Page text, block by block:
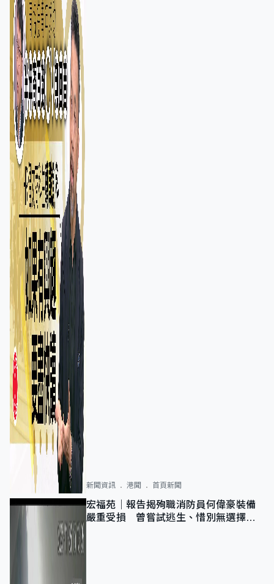
新聞資訊 港聞 首頁新聞
宏福苑｜報告揭殉職消防員何偉豪裝備
嚴重受損 曾嘗試逃生、惜別無選擇下